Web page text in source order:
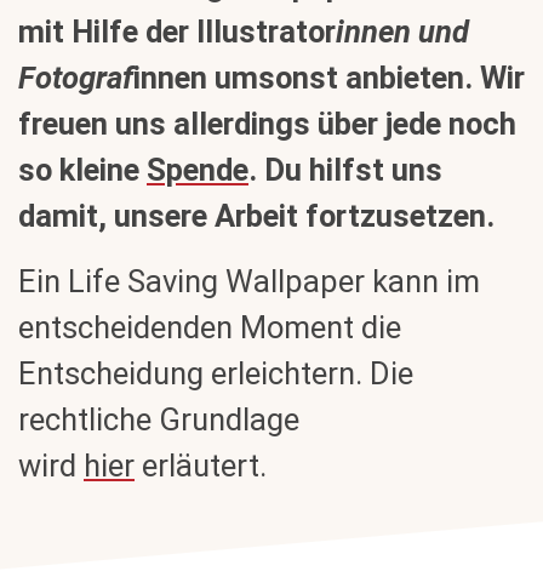
mit Hilfe der Illustratorinnen und
Fotografinnen umsonst anbieten. Wir
freuen uns allerdings über jede noch
so kleine Spende. Du hilfst uns
damit, unsere Arbeit fortzusetzen.
Ein Life Saving Wallpaper kann im
entscheidenden Moment die
Entscheidung erleichtern. Die
rechtliche Grundlage
wird hier erläutert.